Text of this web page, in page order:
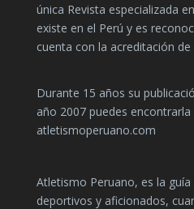
única Revista especializada
existe en el Perú y es
cuenta con la acreditación
Durante 15 años su
año 2007 puedes encontrarla
atletismoperuano.com
Atletismo Peruano, es la
deportivos y aficionados,